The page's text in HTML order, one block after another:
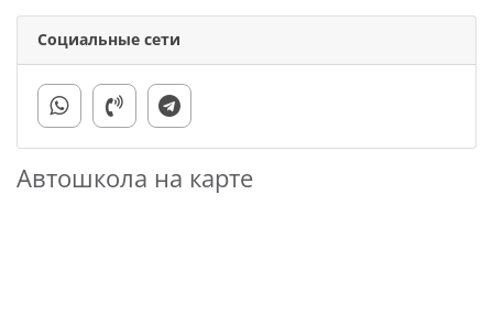
Социальные сети
Автошкола на карте